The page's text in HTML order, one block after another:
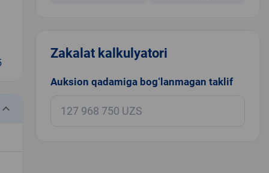
Zakalat kalkulyatori
Auksion qadamiga bog‘lanmagan taklif